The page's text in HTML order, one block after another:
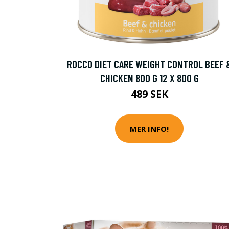
ROCCO DIET CARE WEIGHT CONTROL BEEF
CHICKEN 800 G 12 X 800 G
489 SEK
MER INFO!